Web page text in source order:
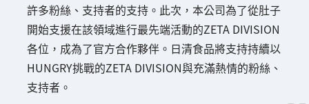
許多粉絲、支持者的支持。此次，本公司為了從肚子
開始支援在該領域進行最先端活動的ZETA DIVISION
各位，成為了官方合作夥伴。日清食品將支持持續以
HUNGRY挑戰的ZETA DIVISION與充滿熱情的粉絲、
支持者。